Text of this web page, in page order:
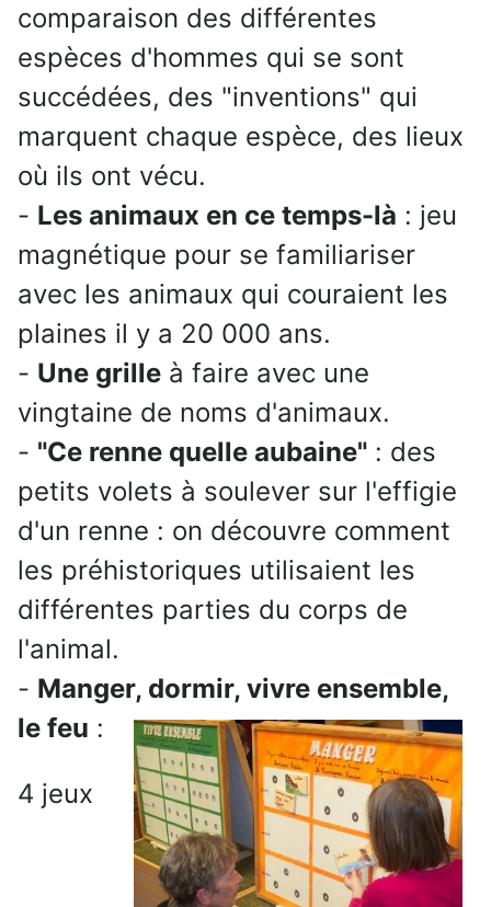
comparaison des différentes
espèces d'hommes qui se sont
succédées, des "inventions" qui
marquent chaque espèce, des lieux
où ils ont vécu.
- Les animaux en ce temps-là : jeu
magnétique pour se familiariser
avec les animaux qui couraient les
plaines il y a 20 000 ans.
- Une grille à faire avec une
vingtaine de noms d'animaux.
- "Ce renne quelle aubaine" : des
petits volets à soulever sur l'effigie
d'un renne : on découvre comment
les préhistoriques utilisaient les
différentes parties du corps de
l'animal.
- Manger, dormir, vivre ensemble,
le feu :
4 jeux